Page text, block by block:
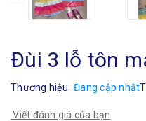
Đùi 3 lỗ tôn
Thương hiệu: Đang cập nhật
Viết đánh giá của bạn